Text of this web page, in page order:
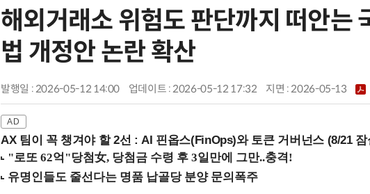
해외거래소 위험도 판단까지 떠안
법 개정안 논란 확산
발행일 : 2026-05-12 14:00 업데이트 : 2026-05-12 17:32 지면 :2026-05-13
AX 팀이 꼭 챙겨야 할 2선 : AI 핀옵스(FinOps)와 토큰 거버넌스 (8/21 잠